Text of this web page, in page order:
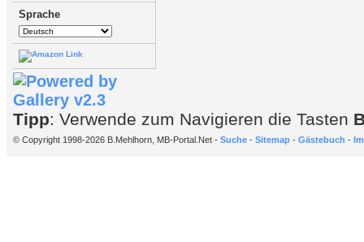
Sprache
Tipp: Verwende zum Navigieren die Tasten
© Copyright 1998-2026 B.Mehlhorn, MB-Portal.Net - Suche - Sitemap - Gästebuch -